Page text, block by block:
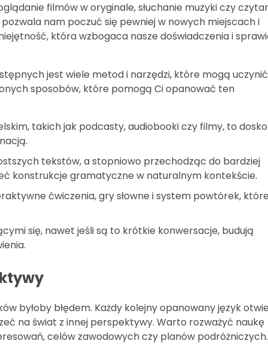
filmów w oryginale, słuchanie muzyki czy
nam poczuć się pewniej w nowych miejscach i
która wzbogaca nasze doświadczenia i
jest wiele metod i narzędzi, które mogą
sposobów, które pomogą Ci opanować ten
takich jak podcasty, audiobooki czy filmy, to
tekstów, a stopniowo przechodząc do bardziej
konstrukcje gramatyczne w naturalnym kontekście.
ćwiczenia, gry słowne i system powtórek, które
się, nawet jeśli są to krótkie konwersacje, budują
byłoby błędem. Każdy kolejny opanowany język
na świat z innej perspektywy. Warto rozważyć naukę
celów zawodowych czy planów podróżniczych.